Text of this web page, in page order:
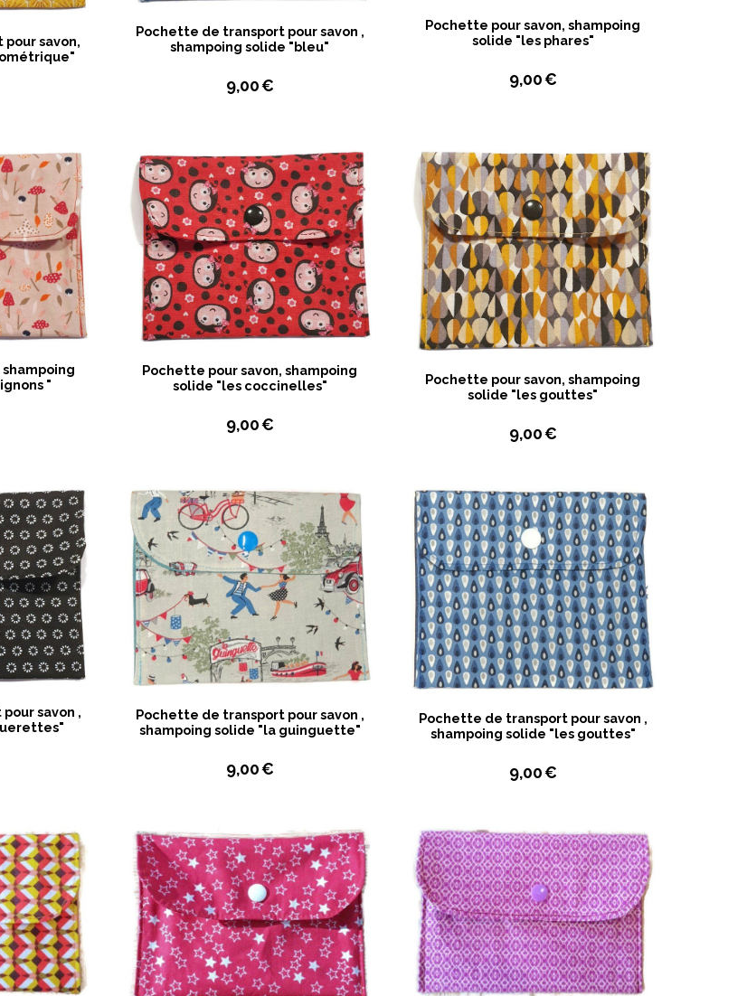
savon,
Pochette de transport pour savon ,
shampoing solide "bleu"
9,00€
Pochette pour savon, shampoing
solide "les phares"
9,00€
"
Pochette pour savon, shampoing
solide "les coccinelles"
9,00€
Pochette pour savon, shampoing
solide "les gouttes"
9,00€
savon ,
Pochette de transport pour savon ,
shampoing solide "la guinguette"
9,00€
Pochette de transport pour savon ,
shampoing solide "les gouttes"
9,00€